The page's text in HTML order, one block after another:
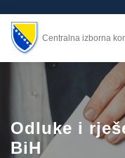
Centralna izborna
Odluke i
BiH